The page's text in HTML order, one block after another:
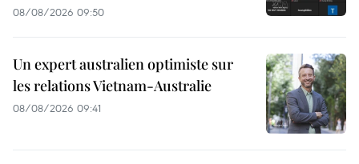
08/08/2026 09:50
Un expert australien optimiste sur
les relations Vietnam-Australie
08/08/2026 09:41